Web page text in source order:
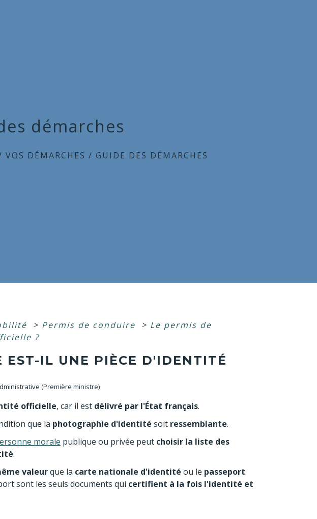
démarches
VOS DÉMARCHES /GUIDE DES DÉMARCHES
> Permis de conduire > Le permis de
?
EST-IL UNE PIÈCE D'IDENTITÉ
(Première ministre)
officielle, car il est délivré par l'État français.
que la photographie d'identité soit ressemblante.
morale publique ou privée peut choisir la liste des
.
valeurque la carte nationale d'identité ou le passeport.
sont les seuls documents qui certifient à la fois l'identité et